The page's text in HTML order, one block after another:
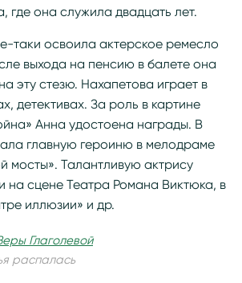
где она служила двадцать лет.
таки освоила актерское ремесло
выхода на пенсию в балете она
эту стезю. Нахапетова играет в
детективах. За роль в картине
Анна удостоена награды. В
главную героиню в мелодраме
мосты». Талантливую актрису
на сцене Театра Романа Виктюка, в
иллюзии» и др.
распалась